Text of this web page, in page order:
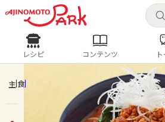
ログインするとレシピを保存
ログイン
レシピ
人気の食材・レシピ
レシピ コンテンツ
主食